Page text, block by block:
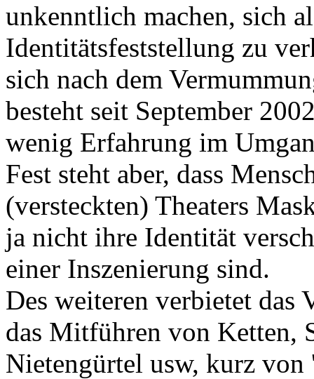
unkenntlich machen, sich
Identitätsfeststellung zu
sich nach dem
besteht seit September
wenig Erfahrung im
Fest steht aber, dass
(versteckten) Theaters
ja nicht ihre Identität
einer Inszenierung sind.
Des weiteren verbietet das
das Mitführen von Ketten,
Nietengürtel usw, kurz von